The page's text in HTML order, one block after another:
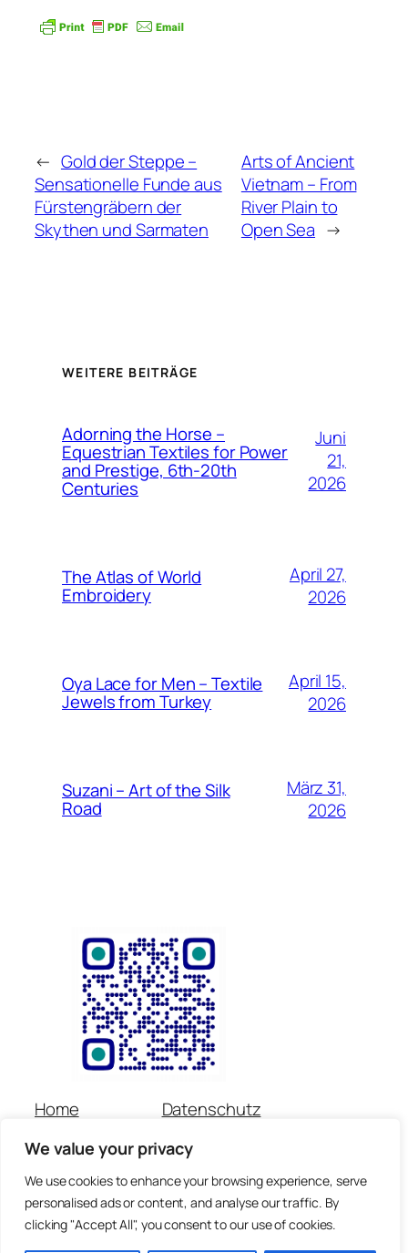
We value your privacy
We use cookies to enhance your browsing experience, serve
personalised ads or content, and analyse our traffic. By
clicking "Accept All", you consent to our use of cookies.
← Gold der Steppe –
Sensationelle Funde aus
Fürstengräbern der
Skythen und Sarmaten
Arts of Ancient
Vietnam – From
River Plain to
Open Sea →
WEITERE BEITRÄGE
Adorning the Horse –
Equestrian Textiles for Power
and Prestige, 6th-20th
Centuries
Juni
21,
2026
The Atlas of World
Embroidery
April 27,
2026
Oya Lace for Men – Textile
Jewels from Turkey
April 15,
2026
Suzani – Art of the Silk
Road
März 31,
2026
Home
Veranstaltungen
Spenden
Datenschutz
Kontakt
Newsletter
© Copyright für alle Inhalte : Preetorius Stiftung 2018 –
heute